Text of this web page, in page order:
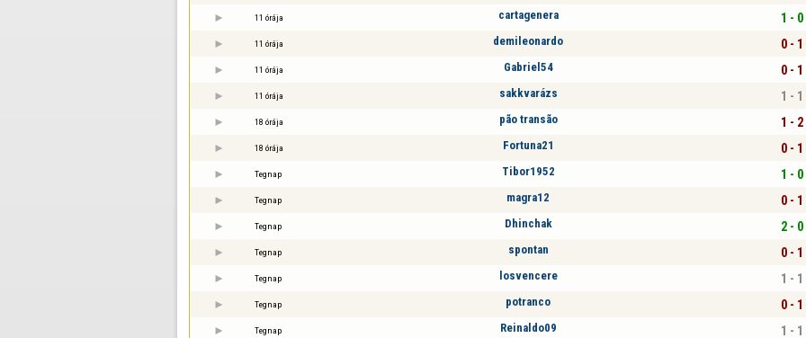
11 órája cartagenera 1 - 0
11 órája demileonardo 0 - 1
11 órája Gabriel54 0 - 1
11 órája sakkvarázs 1 - 1
18 órája pão transão 1 - 2
18 órája Fortuna21 0 - 1
Tegnap Tibor1952 1 - 0
Tegnap magra12 0 - 1
Tegnap Dhinchak 2 - 0
Tegnap spontan 0 - 1
Tegnap losvencere 1 - 1
Tegnap potranco 0 - 1
Tegnap Reinaldo09 1 - 1